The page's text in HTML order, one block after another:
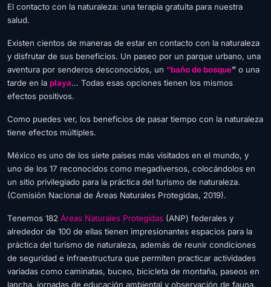
El contacto con la naturaleza: una terapia gratuita para nuestra
salud.
Existen cientos de maneras de estar en contacto con la naturaleza
y disfrutar de sus beneficios. Un paseo por un parque urbano, una
aventura por senderos desconocidos, un “baño de bosque” o una
tarde en la playa… Todas esas opciones tienen los mismos
efectos positivos.
Como puedes ver, los beneficios de pasar tiempo con la naturaleza
tiene efectos múltiples.
México es uno de los siete países más visitados en el mundo, y
uno de los 17 reconocidos como megadiversos, colocándolos en
un sitio privilegiado para la práctica del turismo de naturaleza.
(Comisión Nacional de Áreas Naturales Protegidas, 2019).
Tenemos 182 Áreas Naturales Protegidas (ANP) federales y
alrededor de 100 de ellas tienen impresionantes espacios para la
práctica del turismo de naturaleza, además de reunir condiciones
de seguridad e infraestructura que permiten practicar actividades
variadas como caminatas, buceo, bicicleta de montaña, paseos en
lancha, jornadas de educación ambiental y observación de fauna.